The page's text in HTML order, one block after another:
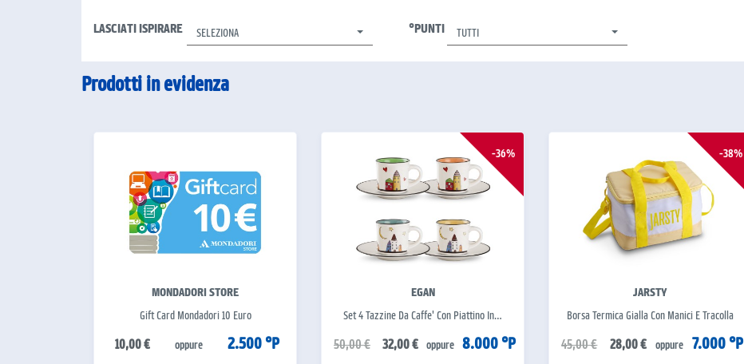
LASCIATI ISPIRARE SELEZIONA °PUNTI TUTTI
Prodotti in evidenza
MONDADORI STORE
Gift Card Mondadori 10 Euro
10,00 € oppure 2.500 °P
-36%
EGAN
Set 4 Tazzine Da Caffe' Con Piattino In…
50,00 € 32,00 € oppure 8.000 °P
-38%
JARSTY
Borsa Termica Gialla Con Manici E Tracolla
45,00 € 28,00 € oppure 7.000 °P